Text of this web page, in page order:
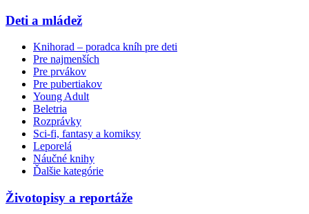
Deti a mládež
Knihorad – poradca kníh pre deti
Pre najmenších
Pre prvákov
Pre pubertiakov
Young Adult
Beletria
Rozprávky
Sci-fi, fantasy a komiksy
Leporelá
Náučné knihy
Ďalšie kategórie
Životopisy a reportáže